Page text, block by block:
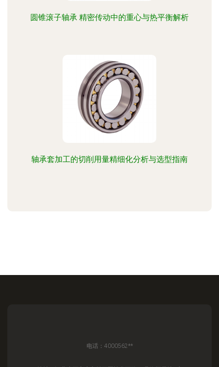
圆锥滚子轴承 精密传动中的重心与热平衡解析
轴承套加工的切削用量精细化分析与选型指南
电话：4000562**